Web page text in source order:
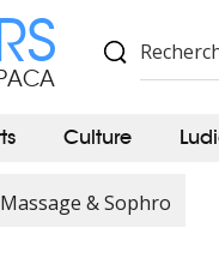
Culture
& Sophro